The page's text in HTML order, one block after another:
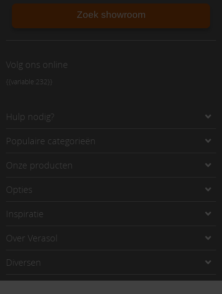
Zoek showroom
Volg ons online
{{variable:232}}
Hulp nodig?
Populaire categorieën
Onze producten
Opties
Inspiratie
Over Verasol
Diversen